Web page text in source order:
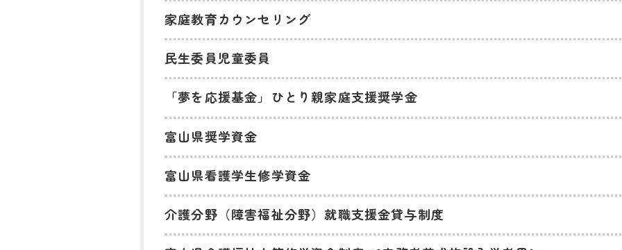
家庭教育カウンセリング
民生委員児童委員
「夢を応援基金」ひとり親家庭支援奨学金
富山県奨学資金
富山県看護学生修学資金
介護分野（障害福祉分野）就職支援金貸与制度